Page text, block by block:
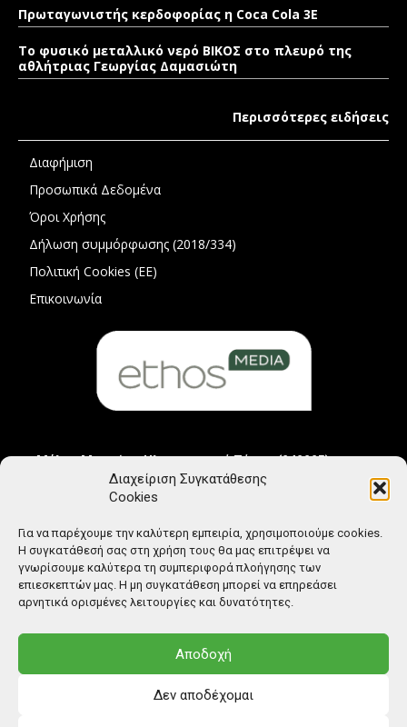
Διαχείριση Συγκατάθεσης
Cookies
Για να παρέχουμε την καλύτερη εμπειρία, χρησιμοποιούμε cookies.
Η συγκατάθεσή σας στη χρήση τους θα μας επιτρέψει να
γνωρίσουμε καλύτερα τη συμπεριφορά πλοήγησης των
επιεσκεπτών μας. Η μη συγκατάθεση μπορεί να επηρεάσει
αρνητικά ορισμένες λειτουργίες και δυνατότητες.
Αποδοχή
Δεν αποδέχομαι
Πρωταγωνιστής κερδοφορίας η Coca Cola 3E
Το φυσικό μεταλλικό νερό ΒΙΚΟΣ στο πλευρό της
αθλήτριας Γεωργίας Δαμασιώτη
Περισσότερες ειδήσεις
Διαφήμιση
Προσωπικά Δεδομένα
Όροι Χρήσης
Δήλωση συμμόρφωσης (2018/334)
Πολιτική Cookies (ΕΕ)
Επικοινωνία
Μέλος Μητρώου Ηλεκτρονικού Τύπου (242225)